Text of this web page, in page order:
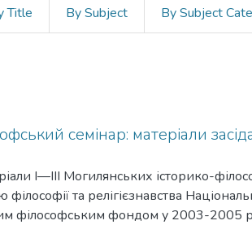
Title By Subject By Subject
семінар: матеріали
І—III Могилянських історико-
та релігієзнавства
філософським фондом у 2003-2005